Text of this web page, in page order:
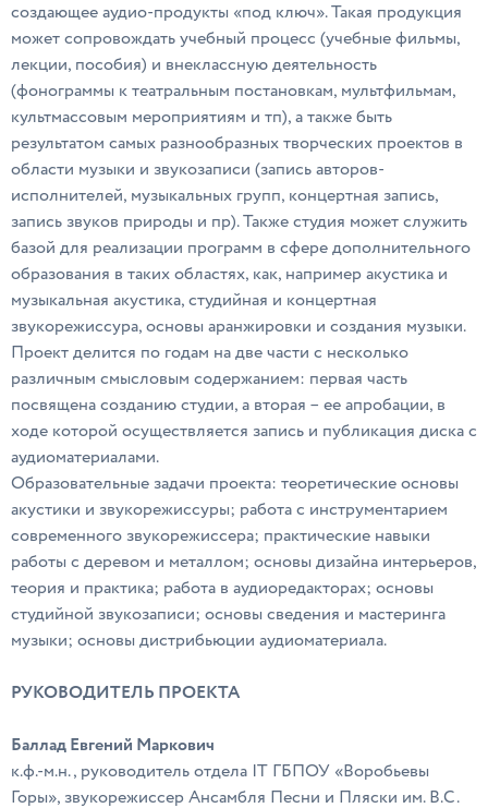
создающее аудио-продукты «под ключ». Такая продукция
может сопровождать учебный процесс (учебные фильмы,
лекции, пособия) и внеклассную деятельность
(фонограммы к театральным постановкам, мультфильмам,
культмассовым мероприятиям и тп), а также быть
результатом самых разнообразных творческих проектов в
области музыки и звукозаписи (запись авторов-
исполнителей, музыкальных групп, концертная запись,
запись звуков природы и пр). Также студия может служить
базой для реализации программ в сфере дополнительного
образования в таких областях, как, например акустика и
музыкальная акустика, студийная и концертная
звукорежиссура, основы аранжировки и создания музыки.
Проект делится по годам на две части с несколько
различным смысловым содержанием: первая часть
посвящена созданию студии, а вторая – ее апробации, в
ходе которой осуществляется запись и публикация диска с
аудиоматериалами.
Образовательные задачи проекта: теоретические основы
акустики и звукорежиссуры; работа с инструментарием
современного звукорежиссера; практические навыки
работы с деревом и металлом; основы дизайна интерьеров,
теория и практика; работа в аудиоредакторах; основы
студийной звукозаписи; основы сведения и мастеринга
музыки; основы дистрибьюции аудиоматериала.
РУКОВОДИТЕЛЬ ПРОЕКТА
Баллад Евгений Маркович
к.ф.-м.н., руководитель отдела IT ГБПОУ «Воробьевы
Горы», звукорежиссер Ансамбля Песни и Пляски им. В.С.